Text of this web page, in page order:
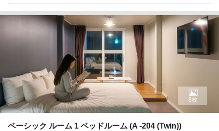
ベーシック ルーム 1 ベッドルーム (A -204 (Twin))
8枚